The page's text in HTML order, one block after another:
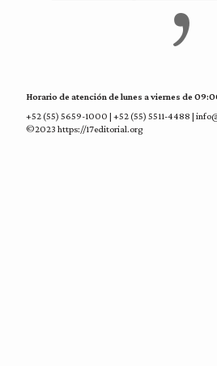
Horario de atención de lunes a viernes de
+52 (55) 5659-1000 | +52 (55) 5511-4488 |
©2023 https://17editorial.org